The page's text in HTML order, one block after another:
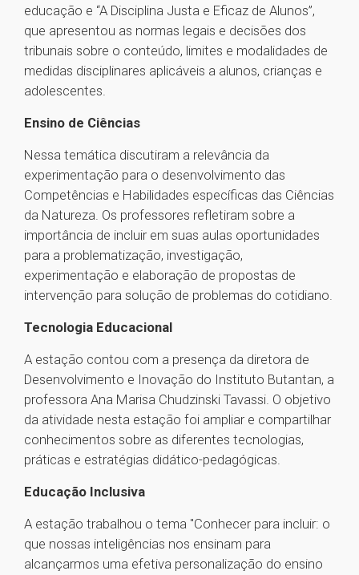
educação e “A Disciplina Justa e Eficaz de Alunos”,
que apresentou as normas legais e decisões dos
tribunais sobre o conteúdo, limites e modalidades de
medidas disciplinares aplicáveis a alunos, crianças e
adolescentes.
Ensino de Ciências
Nessa temática discutiram a relevância da
experimentação para o desenvolvimento das
Competências e Habilidades específicas das Ciências
da Natureza. Os professores refletiram sobre a
importância de incluir em suas aulas oportunidades
para a problematização, investigação,
experimentação e elaboração de propostas de
intervenção para solução de problemas do cotidiano.
Tecnologia Educacional
A estação contou com a presença da diretora de
Desenvolvimento e Inovação do Instituto Butantan, a
professora Ana Marisa Chudzinski Tavassi. O objetivo
da atividade nesta estação foi ampliar e compartilhar
conhecimentos sobre as diferentes tecnologias,
práticas e estratégias didático-pedagógicas.
Educação Inclusiva
A estação trabalhou o tema "Conhecer para incluir: o
que nossas inteligências nos ensinam para
alcançarmos uma efetiva personalização do ensino